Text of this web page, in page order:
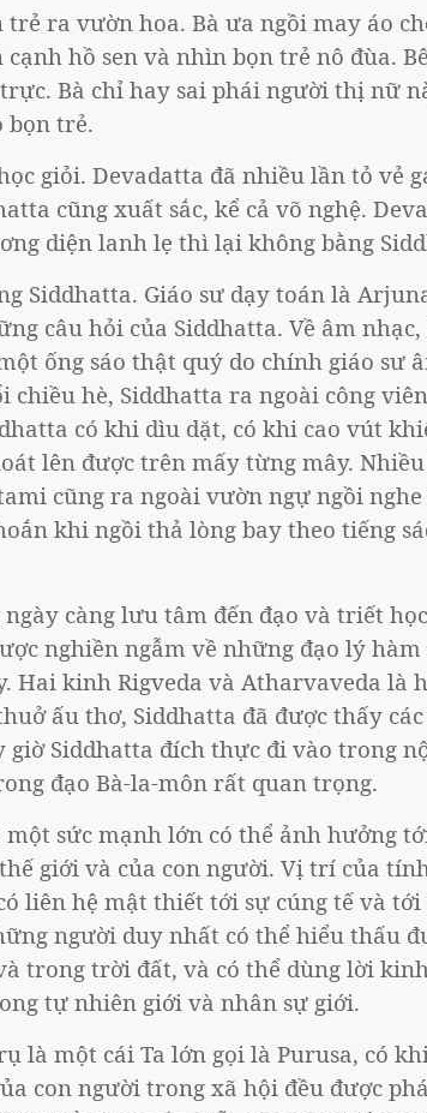
ra vườn hoa. Bà ưa ngồi may áo
hồ sen và nhìn bọn trẻ nô đùa.
Bà chỉ hay sai phái người thị nữ
bọn trẻ.
giỏi. Devadatta đã nhiều lần tỏ vẻ
cũng xuất sắc, kể cả võ nghệ.
diện lanh lẹ thì lại không bằng
Siddhatta. Giáo sư dạy toán là
câu hỏi của Siddhatta. Về âm nhạc,
ống sáo thật quý do chính giáo sư
chiều hè, Siddhatta ra ngoài công
có khi dìu dặt, có khi cao vút
lên được trên mấy từng mây.
cũng ra ngoài vườn ngự ngồi nghe
khi ngồi thả lòng bay theo tiếng
càng lưu tâm đến đạo và triết
nghiền ngẫm về những đạo lý
Hai kinh Rigveda và Atharvaveda là
ấu thơ, Siddhatta đã được thấy
Siddhatta đích thực đi vào trong
đạo Bà-la-môn rất quan trọng.
sức mạnh lớn có thể ảnh hưởng
giới và của con người. Vị trí của
liên hệ mật thiết tới sự cúng tế và
người duy nhất có thể hiểu thấu
trong trời đất, và có thể dùng lời
tự nhiên giới và nhân sự giới.
là một cái Ta lớn gọi là Purusa, có
con người trong xã hội đều được